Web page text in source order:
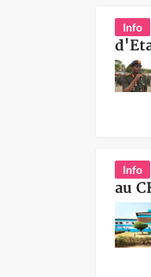
Info
Info
au